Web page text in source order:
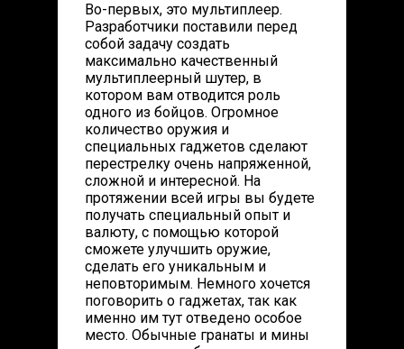
Во-первых, это мультиплеер.
Разработчики поставили перед
собой задачу создать
максимально качественный
мультиплеерный шутер, в
котором вам отводится роль
одного из бойцов. Огромное
количество оружия и
специальных гаджетов сделают
перестрелку очень напряженной,
сложной и интересной. На
протяжении всей игры вы будете
получать специальный опыт и
валюту, с помощью которой
сможете улучшить оружие,
сделать его уникальным и
неповторимым. Немного хочется
поговорить о гаджетах, так как
именно им тут отведено особое
место. Обычные гранаты и мины